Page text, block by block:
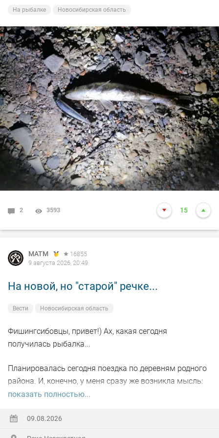
Размер - обычный, 500гр- 2кг, пару хороших +-3кг
видел, атаковали, одна ушла, одну вытащил еще в
июле. Трофеев нет, но будем ждать))
Вот как то так) А судака как не обнаруживал в июле
так и сейчас не могу разловиться по нему.... Прошлые
годы ловился успешно с 22 до 12 ночи, в этом году
тишина. Может время выхода сместилось с до 0 час
на более позднее, но стоять до 3 ночи - просто не
вывожу))) Кто в тех краях ночью выходит искать
судака - подскажите как у вас результат в этом сезоне?
На рыбалке Новосибирская область
2 3593 15
MATM
16855
9 августа 2026, 20:49
На новой, но "старой" речке...
Вести Новосибирская область
Фишингсибовцы, привет!) Ах, какая сегодня
получилась рыбалка...
Планировалась сегодня поездка по деревням родного
района. И, конечно, у меня сразу же возникла мысль:
пробежаться по небольшой речке, где когда-то давно-
"ХА" (честно отпустил тогда). Сомневался только в
показать полностью...
09.08.2026